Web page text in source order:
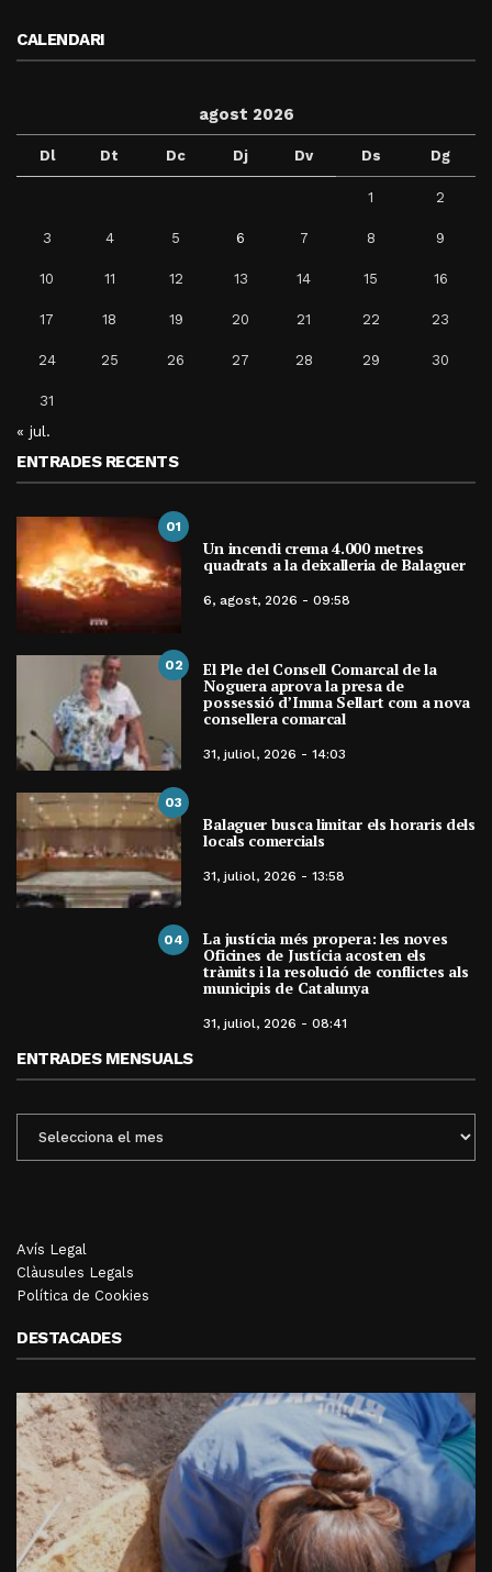
CALENDARI
agost 2026
Dl Dt Dc Dj Dv Ds Dg
1 2
3 4 5 6 7 8 9
10 11 12 13 14 15 16
17 18 19 20 21 22 23
24 25 26 27 28 29 30
31
« jul.
ENTRADES RECENTS
01
Un incendi crema 4.000 metres
quadrats a la deixalleria de Balaguer
6, agost, 2026 - 09:58
02 El Ple del Consell Comarcal de la
Noguera aprova la presa de
possessió d’Imma Sellart com a nova
consellera comarcal
31, juliol, 2026 - 14:03
03
Balaguer busca limitar els horaris dels
locals comercials
31, juliol, 2026 - 13:58
04 La justícia més propera: les noves
Oficines de Justícia acosten els
tràmits i la resolució de conflictes als
municipis de Catalunya
31, juliol, 2026 - 08:41
ENTRADES MENSUALS
MENSUALS
Avís Legal
Clàusules Legals
Política de Cookies
DESTACADES